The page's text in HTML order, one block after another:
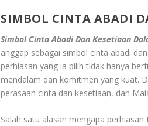
SIMBOL CINTA ABADI
Simbol Cinta Abadi Dan Kesetiaan
anggap sebagai simbol cinta abadi
perhiasan yang ia pilih tidak hanya
mendalam dan komitmen yang kuat.
perasaan cinta dan kesetiaan, dan
Salah satu alasan mengapa